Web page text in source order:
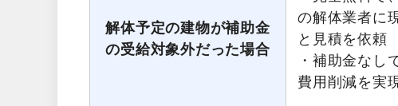
解体予定の建物が補助金
の受給対象外だった場合
の解体業者に
と見積を依頼
・補助金なし
費用削減を実